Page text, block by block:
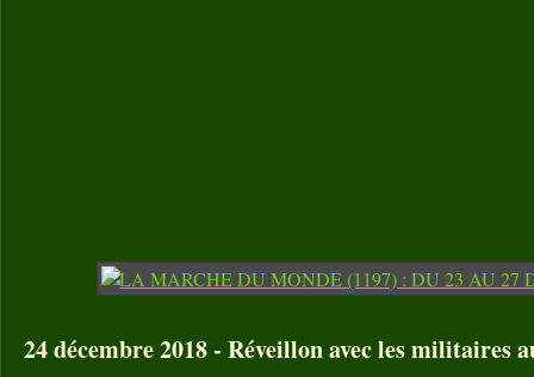
24 décembre 2018 - Réveillon avec les militaires